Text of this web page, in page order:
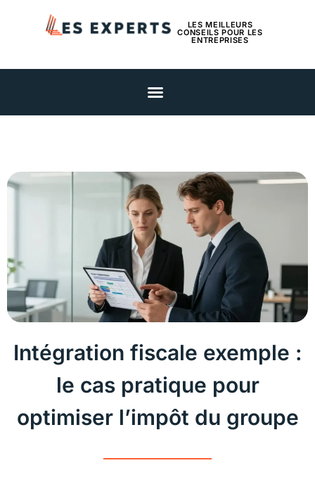
LES MEILLEURS
CONSEILS POUR LES
ENTREPRISES
Intégration fiscale exemple :
le cas pratique pour
optimiser l’impôt du groupe